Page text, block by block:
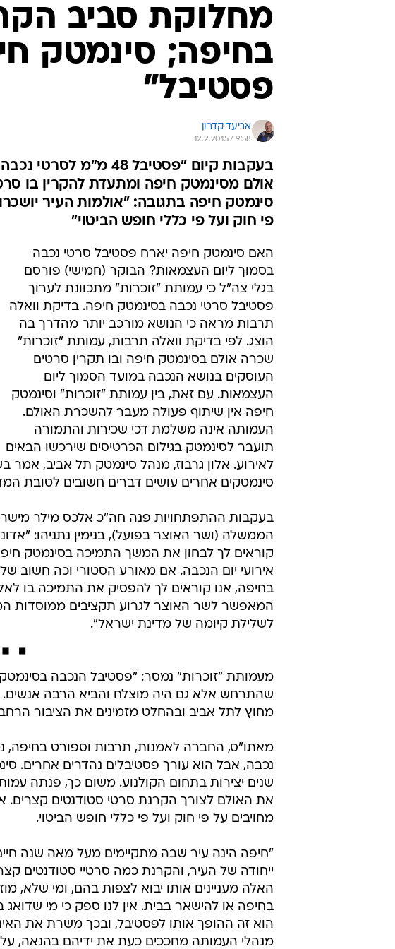
מחלוקת סביב
בחיפה; סינמטק
פסטיבל"
אביעד קדרון
12.2.2015 / 9:58
בעקבות קיום "פסטיבל
אולם מסינמטק חיפה ומתעדת להקרין בו
סינמטק חיפה בתגובה: "אולמות העיר
פי חוק ועל פי כללי חופש הביטוי"
האם סינמטק חיפה יארח פסטיבל סרטי נכבה
בסמוך ליום העצמאות? הבוקר (חמישי) פורסם
בגלי צה"ל כי עמותת "זוכרות" מתכוונת לערוך
פסטיבל סרטי נכבה בסינמטק חיפה. בדיקת וואלה
תרבות מראה כי הנושא מורכב יותר מהדרך בה
הוצג. לפי בדיקת וואלה תרבות, עמותת "זוכרות"
שכרה אולם בסינמטק חיפה ובו תקרין סרטים
העוסקים בנושא הנכבה במועד הסמוך ליום
העצמאות. עם זאת, בין עמותת "זוכרות" וסינמטק
חיפה אין שיתוף פעולה מעבר להשכרת האולם.
העמותה אינה משלמת דכי שכירות והתמורה
תועבר לסינמטק בגילום הכרטיסים שירכשו הבאים
לאירוע. אלון גרבוז, מנהל סינמטק תל אביב,
סינמטקים אחרים עושים דברים חשובים לטובת
בעקבות ההתפתחויות פנה חה"כ אלכס מילר
הממשלה (ושר האוצר בפועל), בנימין נתניהו:
קוראים לך לבחון את המשך התמיכה בסינמטק
אירועי יום הנכבה. אם מאורע הסטורי וכה חשוב
בחיפה, אנו קוראים לך להפסיק את התמיכה בו
המאפשר לשר האוצר לגרוע תקציבים ממוסדות
לשלילת קיומה של מדינת ישראל".
מעמותת "זוכרות" נמסר: "פסטיבל הנכבה
שהתרחש אלא גם היה מוצלח והביא הרבה אנשים.
מחוץ לתל אביב ובהחלט מזמינים את הציבור
מאתו"ס, החברה לאמנות, תרבות וספורט בחיפה,
נכבה, אבל הוא עורך פסטיבלים נהדרים אחרים.
שנים יצירות בתחום הקולנוע. משום כך, פנתה
את האולם לצורך הקרנת סרטי סטודנטים קצרים.
מחויבים על פי חוק ועל פי כללי חופש הביטוי.
"חיפה הינה עיר שבה מתקיימים מעל מאה שנה
ייחודה של העיר, והקרנת כמה סרטיי סטודנטים
האלה מעניינים אותו יבוא לצפות בהם, ומי שלא,
בחיפה או להישאר בבית. אין לנו ספק כי מי שדואג
הוא זה ההופך אותו לפסטיבל, ובכך משרת את
מנהלי העמותה מחככים כעת את ידיהם בהנאה,